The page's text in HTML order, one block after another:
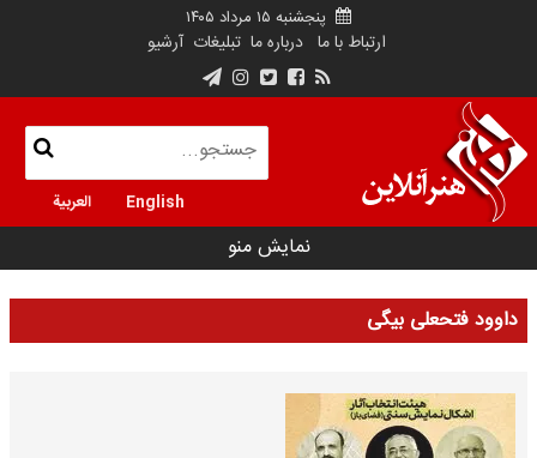
پنجشنبه ۱۵ مرداد ۱۴۰۵
ارتباط با ما درباره ما تبلیغات آرشیو
English العربية
نمایش منو
داوود فتحعلی بیگی